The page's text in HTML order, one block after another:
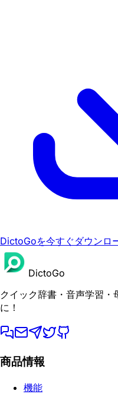
DictoGoを今すぐダウンロ
DictoGo
クイック辞書・音声学習
に！
商品情報
機能